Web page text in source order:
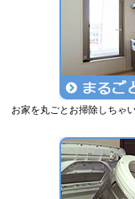
お家を丸ごとお掃除しちゃ